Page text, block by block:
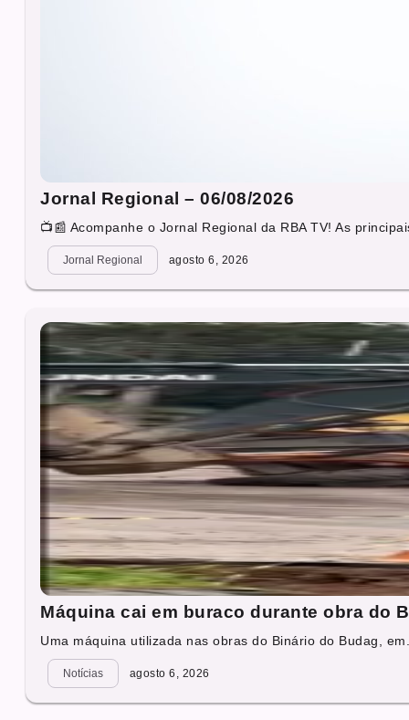
Jornal Regional – 06/08/2026
📺📰 Acompanhe o Jornal Regional da RBA TV! As
Jornal Regional agosto 6, 2026
Máquina cai em buraco durante obra do
Uma máquina utilizada nas obras do Binário do Budag,
Notícias agosto 6, 2026